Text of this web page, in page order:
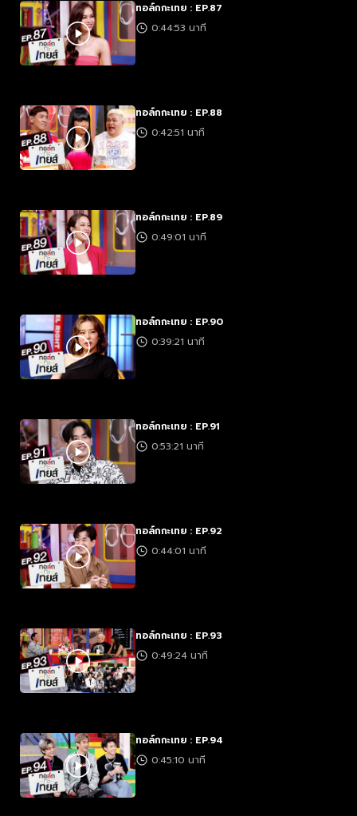
ทอล์กกะเทย : EP.87
0:44:53 นาที
ทอล์กกะเทย : EP.88
0:42:51 นาที
ทอล์กกะเทย : EP.89
0:49:01 นาที
ทอล์กกะเทย : EP.90
0:39:21 นาที
ทอล์กกะเทย : EP.91
0:53:21 นาที
ทอล์กกะเทย : EP.92
0:44:01 นาที
ทอล์กกะเทย : EP.93
0:49:24 นาที
ทอล์กกะเทย : EP.94
0:45:10 นาที